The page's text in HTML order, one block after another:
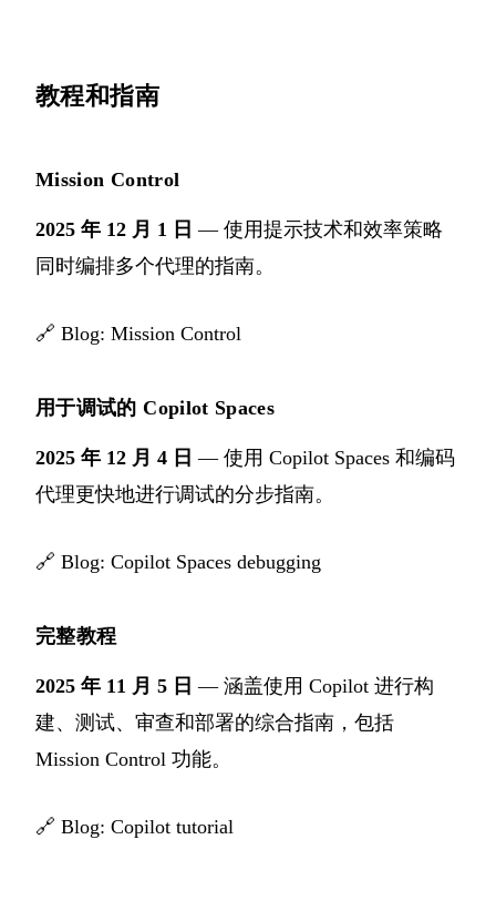
教程和指南
Mission Control
2025 年 12 月 1 日 — 使用提示技术和效率策略
同时编排多个代理的指南。
🔗 Blog: Mission Control
用于调试的 Copilot Spaces
2025 年 12 月 4 日 — 使用 Copilot Spaces 和编码
代理更快地进行调试的分步指南。
🔗 Blog: Copilot Spaces debugging
完整教程
2025 年 11 月 5 日 — 涵盖使用 Copilot 进行构
建、测试、审查和部署的综合指南，包括
Mission Control 功能。
🔗 Blog: Copilot tutorial